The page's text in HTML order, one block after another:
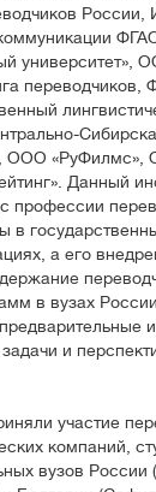
России,
университет»,
ООО
Данный
профессии
в
а его
в вузах
и
участие
компаний,
вузов России